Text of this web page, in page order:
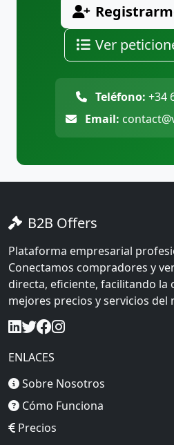
Ver
Teléfono: +34
Email:
B2B Offers
Plataforma empresarial
Conectamos compradores y
directa, eficiente, facilitando la
mejores precios y servicios del
ENLACES
Sobre Nosotros
Cómo Funciona
Precios